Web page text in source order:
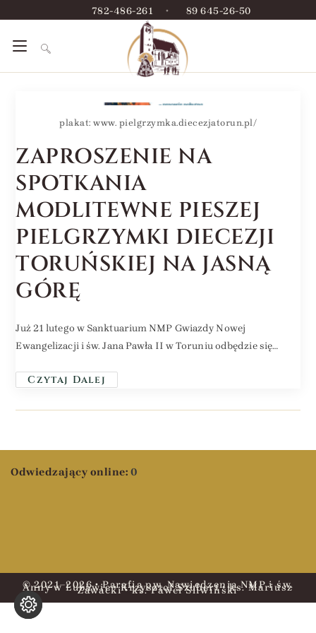
782-486-261 • 89 645-26-50
plakat: www. pielgrzymka.diecezjatorun.pl/
ZAPROSZENIE NA
SPOTKANIA
MODLITEWNE PIESZEJ
PIELGRZYMKI DIECEZJI
TORUŃSKIEJ NA JASNĄ
GÓRĘ
Już 21 lutego w Sanktuarium NMP Gwiazdy Nowej
Ewangelizacji i św. Jana Pawła II w Toruniu odbędzie się…
Czytaj Dalej
Odwiedzający online: 0
© 2021–2026 • Parafia pw. Nawiedzenia NMP i św.
Anny w Lubawie • Krzysztof Szubert • ks. Mariusz
Zawacki • ks. Paweł Śliwiński